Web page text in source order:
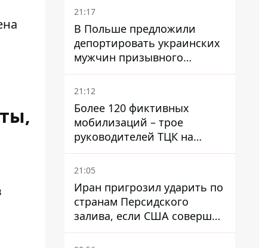
21:17
В Польше предложили
депортировать украинских
мужчин призывного
возраста - кого это может
затронуть
21:12
Более 120 фиктивных
мобилизаций – трое
руководителей ТЦК на
Волыни и Буковине
получили подозрения за
21:05
Иран пригрозил ударить по
странам Персидского
залива, если США совершат
хотя бы одну атаку - Reuters